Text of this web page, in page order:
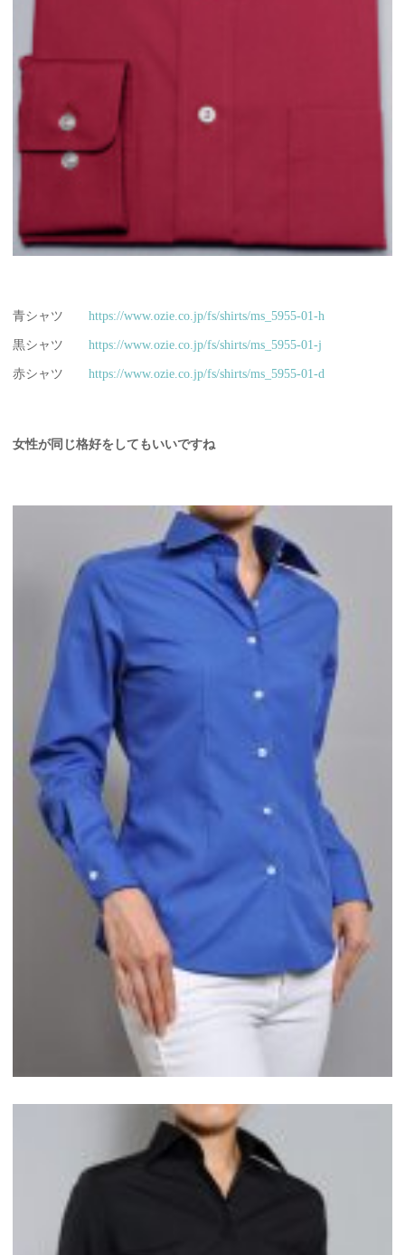
青シャツ https://www.ozie.co.jp/fs/shirts/ms_5955-01-h
黒シャツ https://www.ozie.co.jp/fs/shirts/ms_5955-01-j
赤シャツ https://www.ozie.co.jp/fs/shirts/ms_5955-01-d
女性が同じ格好をしてもいいですね